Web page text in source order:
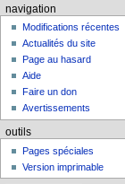
navigation
Modifications récentes
Actualités du site
Page au hasard
Aide
Faire un don
Avertissements
outils
Pages spéciales
Version imprimable